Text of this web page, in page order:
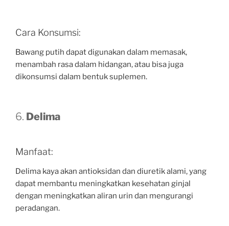
Cara Konsumsi:
Bawang putih dapat digunakan dalam memasak,
menambah rasa dalam hidangan, atau bisa juga
dikonsumsi dalam bentuk suplemen.
6. Delima
Manfaat:
Delima kaya akan antioksidan dan diuretik alami, yang
dapat membantu meningkatkan kesehatan ginjal
dengan meningkatkan aliran urin dan mengurangi
peradangan.